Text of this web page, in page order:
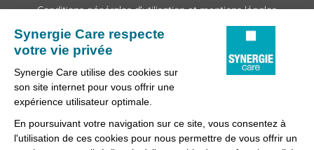
Conditions générales d'utilisation et mentions légales
Fraudes & Hameçonnages
Lanceur d'alertes
Préférences des cookies